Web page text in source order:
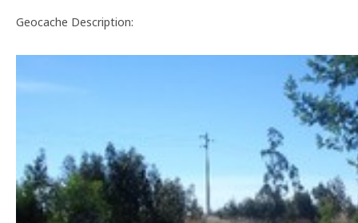
Geocache Description: